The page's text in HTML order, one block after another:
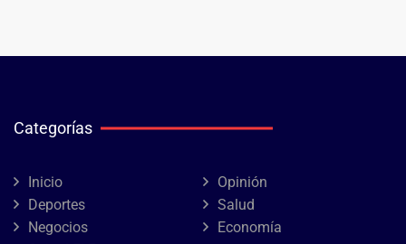
Categorías
Inicio
Opinión
Deportes
Salud
Negocios
Economía